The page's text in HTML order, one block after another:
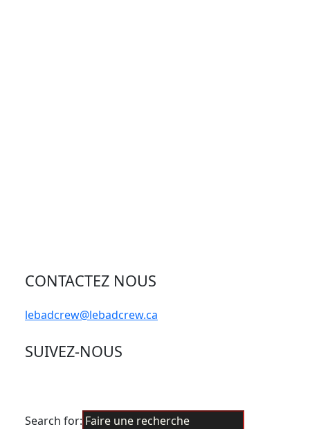
CONTACTEZ NOUS
lebadcrew@lebadcrew.ca
SUIVEZ-NOUS
Search for: